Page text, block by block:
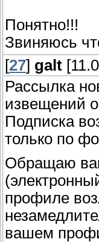
Понятно!!!
Звиняюсь
[27] galt
Рассылка
извещений
Подписка
только по
Обращаю
профиле
вашем